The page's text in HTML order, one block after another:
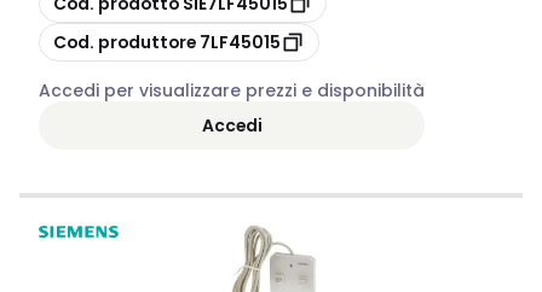
copia
Cod. produttore 7LF45015
Accedi per visualizzare prezzi e disponibilità
Accedi